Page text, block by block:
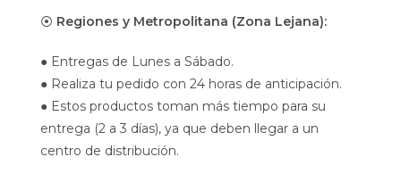
⦿ Regiones y Metropolitana (Zona Lejana):
● Entregas de Lunes a Sábado.
● Realiza tu pedido con 24 horas de anticipación.
● Estos productos toman más tiempo para su
entrega (2 a 3 días), ya que deben llegar a un
centro de distribución.